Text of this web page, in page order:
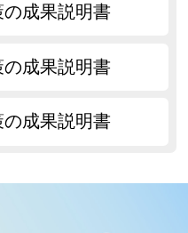
成果説明書
成果説明書
成果説明書